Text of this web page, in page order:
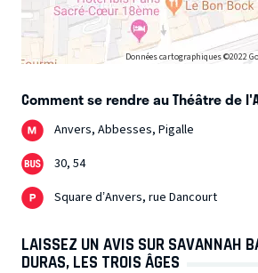
Données cartographiques ©2022
Comment se rendre au Théâtre de
Anvers, Abbesses, Pigalle
30, 54
Square d’Anvers, rue Dancourt
LAISSEZ UN AVIS SUR SAVANNAH
DURAS, LES TROIS ÂGES